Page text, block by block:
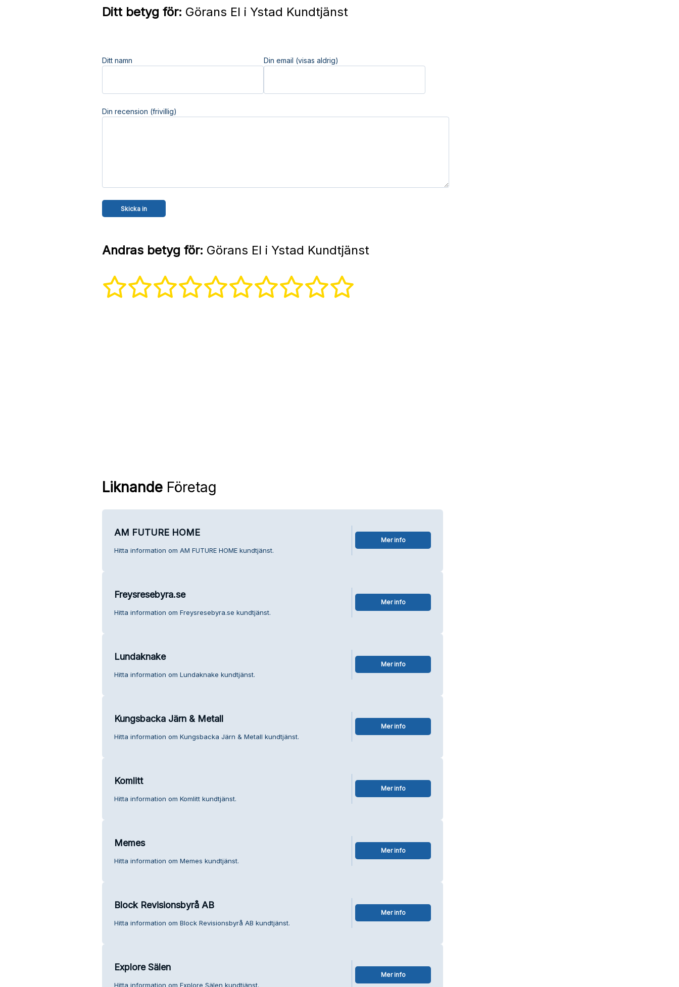
Ditt betyg för: Görans El i Ystad Kundtjänst
Ditt namn Din email (visas aldrig)
Din recension (frivillig)
Andras betyg för: Görans El i Ystad Kundtjänst
LiknandeFöretag
AM FUTURE HOME
Hitta information om AM FUTURE HOME kundtjänst.
Mer info
Freysresebyra.se
Hitta information om Freysresebyra.se kundtjänst.
Mer info
Lundaknake
Hitta information om Lundaknake kundtjänst.
Mer info
Kungsbacka Järn & Metall
Hitta information om Kungsbacka Järn & Metall kundtjänst.
Mer info
Komlitt
Hitta information om Komlitt kundtjänst.
Mer info
Memes
Hitta information om Memes kundtjänst.
Mer info
Block Revisionsbyrå AB
Hitta information om Block Revisionsbyrå AB kundtjänst.
Mer info
Explore Sälen
Hitta information om Explore Sälen kundtjänst.
Mer info